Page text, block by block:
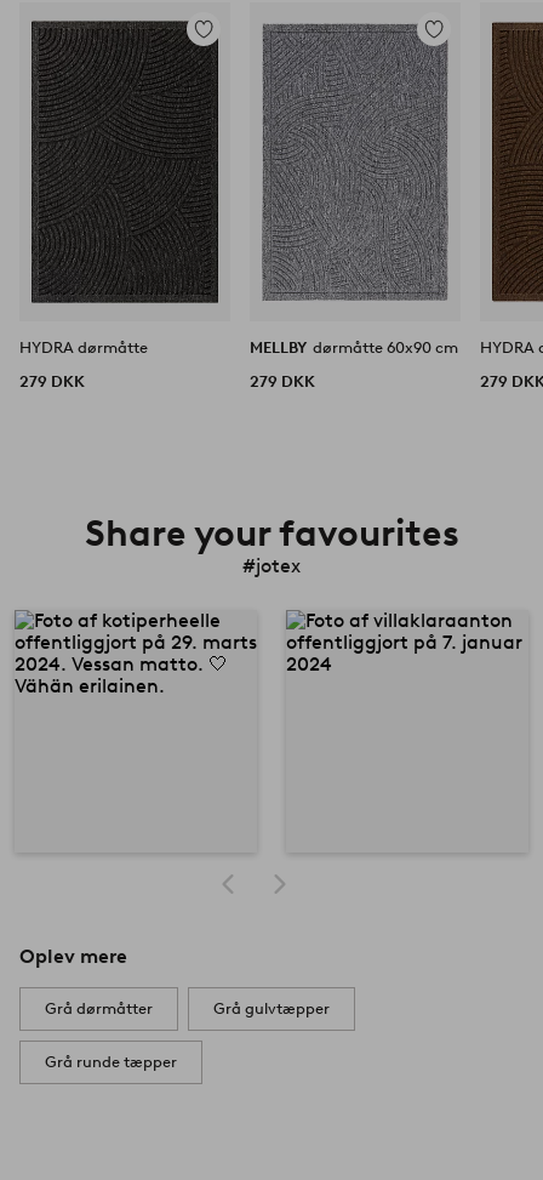
Tilføj
til
favoritter
HYDRA dørmåtte
279 DKK
Tilføj
til
favoritter
MELLBY dørmåtte 60x90 cm
279 DKK
HYDRA
279
Share your favourites
#jotex
Oplev mere
Grå dørmåtter Grå gulvtæpper
Grå runde tæpper